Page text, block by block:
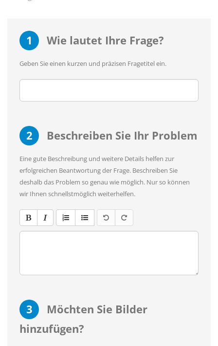
1 Wie lautet Ihre Frage?
Geben Sie einen kurzen und präzisen Fragetitel ein.
2 Beschreiben Sie Ihr Problem
Eine gute Beschreibung und weitere Details helfen zur
erfolgreichen Beantwortung der Frage. Beschreiben Sie
deshalb das Problem so genau wie möglich. Nur so können
wir Ihnen schnellstmöglich weiterhelfen.
3
Möchten Sie Bilder
hinzufügen?